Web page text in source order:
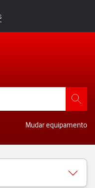
Mudar equipamento